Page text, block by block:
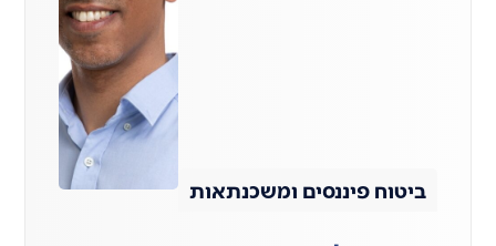
ביטוח פיננסים ומשכנתאות